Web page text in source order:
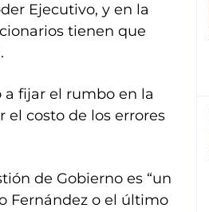
Ejecutivo, y en la
tienen que
a fijar el rumbo en la
costo de los errores
de Gobierno es “un
Fernández o el último